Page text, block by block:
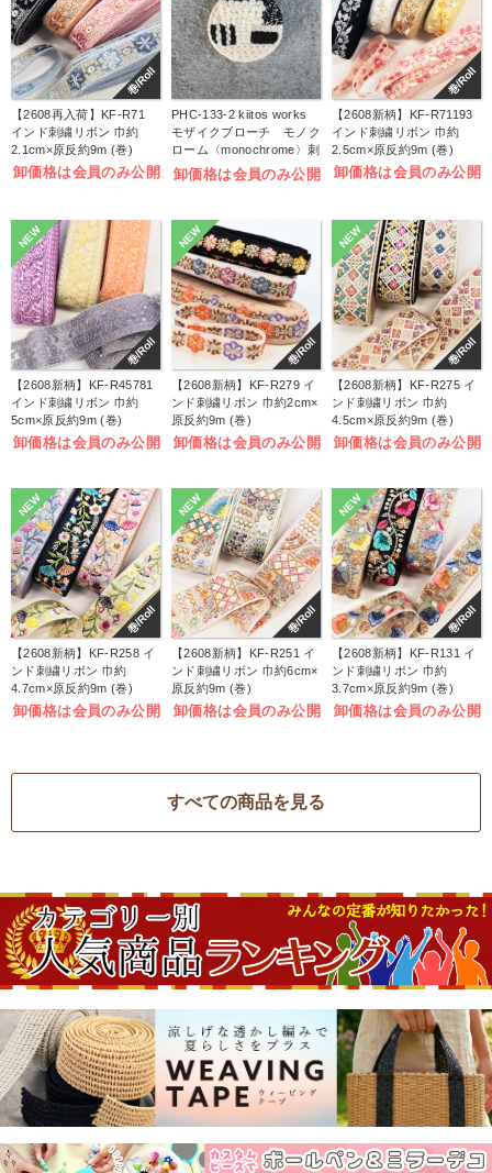
巻/Roll
【2608再入荷】KF-R71
インド刺繍リボン 巾約
2.1cm×原反約9m (巻)
卸価格は会員のみ公開
PHC-133-2 kiitos works
モザイクブローチ モノク
ローム〈monochrome〉刺
しゅうキット (袋)
卸価格は会員のみ公開
巻/Roll
【2608新柄】KF-R71193
インド刺繍リボン 巾約
2.5cm×原反約9m (巻)
卸価格は会員のみ公開
NEW
巻/Roll
【2608新柄】KF-R45781
インド刺繍リボン 巾約
5cm×原反約9m (巻)
卸価格は会員のみ公開
巻/Roll
NEW
【2608新柄】KF-R279 イ
ンド刺繍リボン 巾約2cm×
原反約9m (巻)
卸価格は会員のみ公開
巻/Roll
NEW
【2608新柄】KF-R275 イ
ンド刺繍リボン 巾約
4.5cm×原反約9m (巻)
卸価格は会員のみ公開
NEW
巻/Roll
【2608新柄】KF-R258 イ
ンド刺繍リボン 巾約
4.7cm×原反約9m (巻)
卸価格は会員のみ公開
NEW
巻/Roll
【2608新柄】KF-R251 イ
ンド刺繍リボン 巾約6cm×
原反約9m (巻)
卸価格は会員のみ公開
NEW
巻/Roll
【2608新柄】KF-R131 イ
ンド刺繍リボン 巾約
3.7cm×原反約9m (巻)
卸価格は会員のみ公開
すべての商品を見る